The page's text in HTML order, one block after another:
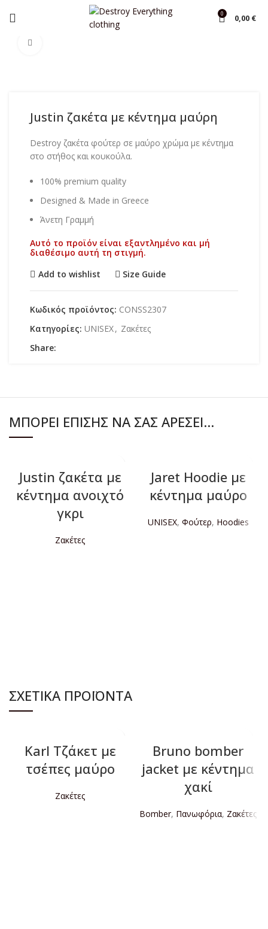
0 0,00 €
Shop
Ζακέτες
Justin ζακέτα με κέντημα μαύρη
Destroy ζακέτα φούτερ σε μαύρο χρώμα με κέντημα
στο στήθος και κουκούλα.
100% premium quality
Designed & Made in Greece
Άνετη Γραμμή
Αυτό το προϊόν είναι εξαντλημένο και μή
διαθέσιμο αυτή τη στιγμή.
Add to wishlist
Size Guide
Κωδικός προϊόντος: CONSS2307
Κατηγορίες: UNISEX, Ζακέτες
Share:
ΜΠΟΡΕΊ ΕΠΊΣΗΣ ΝΑ ΣΑΣ ΑΡΈΣΕΙ…
Justin ζακέτα με
κέντημα ανοιχτό
γκρι
Ζακέτες
Jaret Hoodie με
κέντημα μαύρο
UNISEX, Φούτερ, Hoodies
ΣΧΕΤΙΚΆ ΠΡΟΪΌΝΤΑ
Karl Tζάκετ με
τσέπες μαύρο
Ζακέτες
Bruno bomber
jacket με κέντημα
χακί
Bomber, Πανωφόρια, Ζακέτες